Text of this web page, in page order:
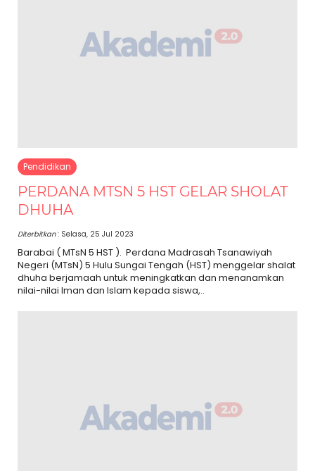
Pendidikan
PERDANA MTSN 5 HST GELAR SHOLAT
DHUHA
Diterbitkan: Selasa, 25 Jul 2023
Barabai ( MTsN 5 HST ). Perdana Madrasah Tsanawiyah
Negeri (MTsN) 5 Hulu Sungai Tengah (HST) menggelar shalat
dhuha berjamaah untuk meningkatkan dan menanamkan
nilai-nilai Iman dan Islam kepada siswa,..